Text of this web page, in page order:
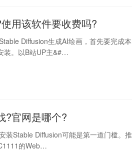
用该软件要收费吗?
Diffusion生成AI绘画，首先要完成本
装。以B站UP主&#…
?官网是哪个?
装Stable Diffusion可能是第一道门槛。推
的Web…